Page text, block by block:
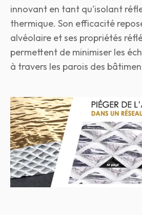
innovant en tant qu'isolant
thermique. Son efficacité
alvéolaire et ses propriétés
permettent de minimiser les
à travers les parois des